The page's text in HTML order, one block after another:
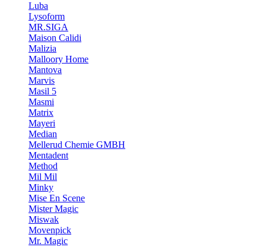
Luba
Lysoform
MR.SIGA
Maison Calidi
Malizia
Malloory Home
Mantova
Marvis
Masil 5
Masmi
Matrix
Mayeri
Median
Mellerud Chemie GMBH
Mentadent
Method
Mil Mil
Minky
Mise En Scene
Mister Magic
Miswak
Movenpick
Mr. Magic